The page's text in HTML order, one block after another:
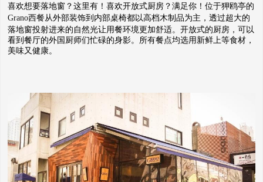
喜欢想要落地窗？这里有！喜欢开放式厨房？满足你！位于狎鸥亭的
Grano西餐从外部装饰到内部桌椅都以高档木制品为主，透过超大的
落地窗投射进来的自然光让用餐环境更加舒适。开放式的厨房，可以
看到餐厅的外国厨师们忙碌的身影。所有餐点均选用新鲜上等食材，
美味又健康。